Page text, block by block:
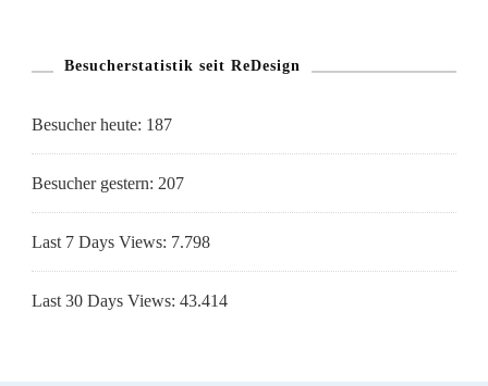
Besucherstatistik seit ReDesign
Besucher heute: 187
Besucher gestern: 207
Last 7 Days Views: 7.798
Last 30 Days Views: 43.414